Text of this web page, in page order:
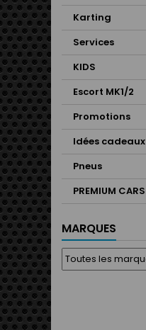
Karting
Services
KIDS
Escort MK1/2
Promotions
Idées cadeaux
Pneus
PREMIUM CARS
MARQUES